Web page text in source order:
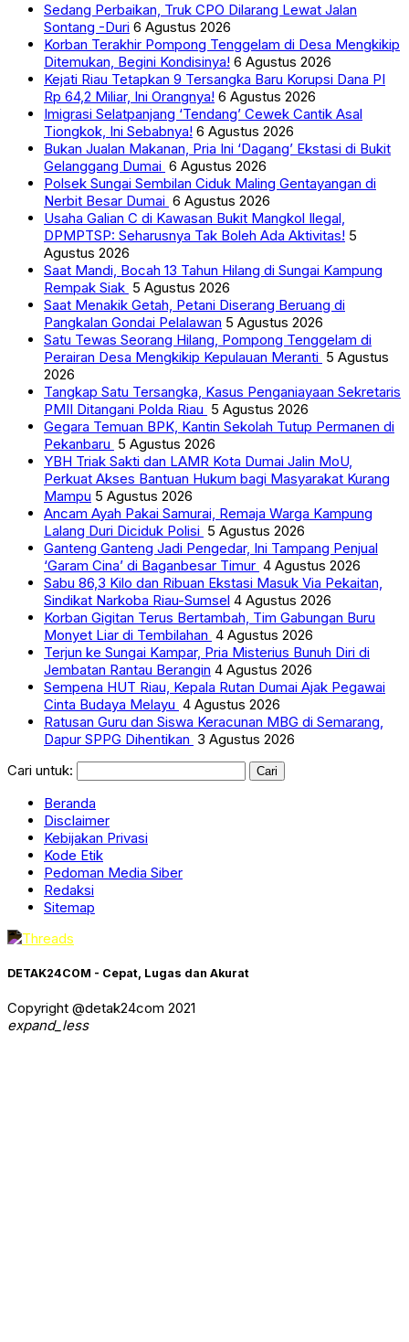
Sedang Perbaikan, Truk CPO Dilarang Lewat Jalan
Sontang -Duri 6 Agustus 2026
Korban Terakhir Pompong Tenggelam di Desa Mengkikip
Ditemukan, Begini Kondisinya! 6 Agustus 2026
Kejati Riau Tetapkan 9 Tersangka Baru Korupsi Dana PI
Rp 64,2 Miliar, Ini Orangnya! 6 Agustus 2026
Imigrasi Selatpanjang ‘Tendang’ Cewek Cantik Asal
Tiongkok, Ini Sebabnya! 6 Agustus 2026
Bukan Jualan Makanan, Pria Ini ‘Dagang’ Ekstasi di Bukit
Gelanggang Dumai 6 Agustus 2026
Polsek Sungai Sembilan Ciduk Maling Gentayangan di
Nerbit Besar Dumai 6 Agustus 2026
Usaha Galian C di Kawasan Bukit Mangkol Ilegal,
DPMPTSP: Seharusnya Tak Boleh Ada Aktivitas! 5
Agustus 2026
Saat Mandi, Bocah 13 Tahun Hilang di Sungai Kampung
Rempak Siak 5 Agustus 2026
Saat Menakik Getah, Petani Diserang Beruang di
Pangkalan Gondai Pelalawan 5 Agustus 2026
Satu Tewas Seorang Hilang, Pompong Tenggelam di
Perairan Desa Mengkikip Kepulauan Meranti 5 Agustus
2026
Tangkap Satu Tersangka, Kasus Penganiayaan Sekretaris
PMII Ditangani Polda Riau 5 Agustus 2026
Gegara Temuan BPK, Kantin Sekolah Tutup Permanen di
Pekanbaru 5 Agustus 2026
YBH Triak Sakti dan LAMR Kota Dumai Jalin MoU,
Perkuat Akses Bantuan Hukum bagi Masyarakat Kurang
Mampu 5 Agustus 2026
Ancam Ayah Pakai Samurai, Remaja Warga Kampung
Lalang Duri Diciduk Polisi 5 Agustus 2026
Ganteng Ganteng Jadi Pengedar, Ini Tampang Penjual
‘Garam Cina’ di Baganbesar Timur 4 Agustus 2026
Sabu 86,3 Kilo dan Ribuan Ekstasi Masuk Via Pekaitan,
Sindikat Narkoba Riau-Sumsel 4 Agustus 2026
Korban Gigitan Terus Bertambah, Tim Gabungan Buru
Monyet Liar di Tembilahan 4 Agustus 2026
Terjun ke Sungai Kampar, Pria Misterius Bunuh Diri di
Jembatan Rantau Berangin 4 Agustus 2026
Sempena HUT Riau, Kepala Rutan Dumai Ajak Pegawai
Cinta Budaya Melayu 4 Agustus 2026
Ratusan Guru dan Siswa Keracunan MBG di Semarang,
Dapur SPPG Dihentikan 3 Agustus 2026
Cari untuk:
Beranda
Disclaimer
Kebijakan Privasi
Kode Etik
Pedoman Media Siber
Redaksi
Sitemap
DETAK24COM - Cepat, Lugas dan Akurat
Copyright @detak24com 2021
expand_less